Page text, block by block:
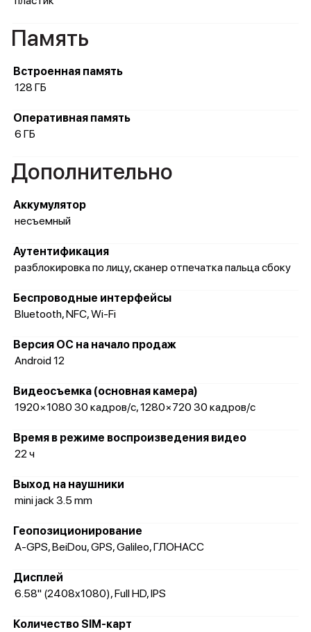
Память
Встроенная память
128 ГБ
Оперативная память
6 ГБ
Дополнительно
Аккумулятор
несъемный
Аутентификация
разблокировка по лицу, сканер отпечатка пальца сбоку
Беспроводные интерфейсы
Bluetooth, NFC, Wi-Fi
Версия ОС на начало продаж
Android 12
Видеосъемка (основная камера)
1920×1080 30 кадров/с, 1280×720 30 кадров/с
Время в режиме воспроизведения видео
22 ч
Выход на наушники
mini jack 3.5 mm
Геопозиционирование
A-GPS, BeiDou, GPS, Galileo, ГЛОНАСС
Дисплей
6.58" (2408x1080), Full HD, IPS
Количество SIM-карт